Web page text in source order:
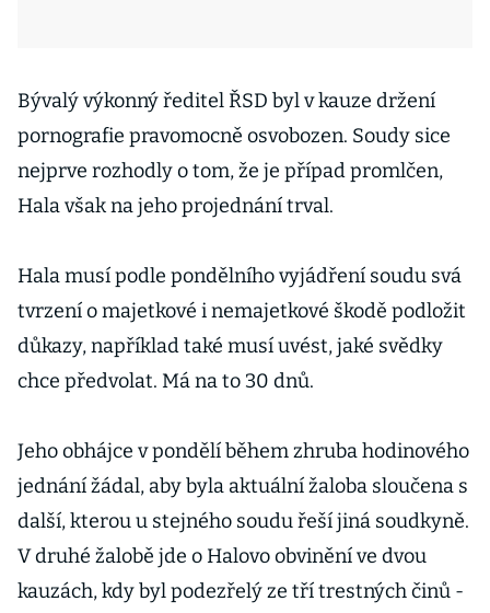
Bývalý výkonný ředitel ŘSD byl v kauze držení
pornografie pravomocně osvobozen. Soudy sice
nejprve rozhodly o tom, že je případ promlčen,
Hala však na jeho projednání trval.
Hala musí podle pondělního vyjádření soudu svá
tvrzení o majetkové i nemajetkové škodě podložit
důkazy, například také musí uvést, jaké svědky
chce předvolat. Má na to 30 dnů.
Jeho obhájce v pondělí během zhruba hodinového
jednání žádal, aby byla aktuální žaloba sloučena s
další, kterou u stejného soudu řeší jiná soudkyně.
V druhé žalobě jde o Halovo obvinění ve dvou
kauzách, kdy byl podezřelý ze tří trestných činů -